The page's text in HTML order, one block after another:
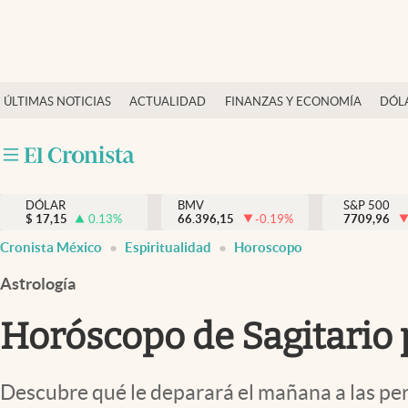
ÚLTIMAS NOTICIAS ACTUALIDAD FINANZAS Y ECONOMÍA
Actualidad
Internacionales
Opinión
Brand Strategy
Vida y estilo
Tv
DÓLAR
$ 17,15 0.13%
BMV
66.396,15
-0.19%
S&P 500
7709,96
Cronista México Espiritualidad Horoscopo
Astrología
Horóscopo de Sagitario
Descubre qué le deparará el mañana a las